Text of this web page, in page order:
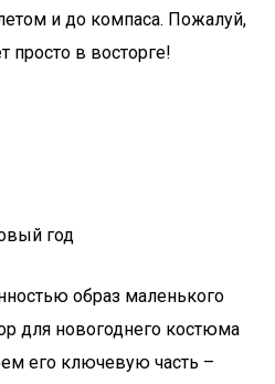
и до компаса. Пожалуй,
просто в восторге!
год
образ маленького
для новогоднего костюма
его ключевую часть –